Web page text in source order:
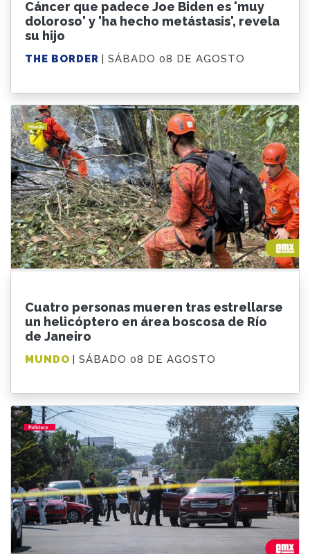
Cáncer que padece Joe Biden es 'muy
doloroso' y 'ha hecho metástasis', revela
su hijo
THE BORDER | SÁBADO 08 DE AGOSTO
Cuatro personas mueren tras estrellarse
un helicóptero en área boscosa de Río
de Janeiro
MUNDO | SÁBADO 08 DE AGOSTO